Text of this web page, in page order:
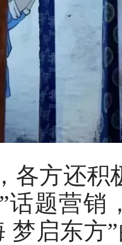
各方还积
话题营销
梦启东方